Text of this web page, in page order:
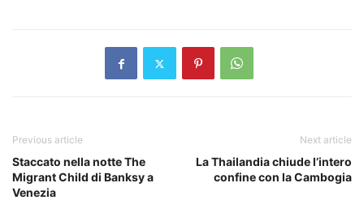
Previous article
Staccato nella notte The
Migrant Child di Banksy a
Venezia
Next article
La Thailandia chiude l’intero
confine con la Cambogia